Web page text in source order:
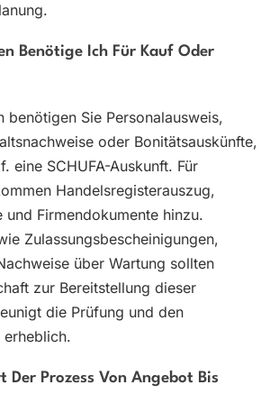
Benötige Ich Für Kauf Oder
benötigen Sie Personalausweis,
oder Bonitätsauskünfte,
eine SCHUFA-Auskunft. Für
Handelsregisterauszug,
und Firmendokumente hinzu.
Zulassungsbescheinigungen,
über Wartung sollten
zur Bereitstellung dieser
die Prüfung und den
Der Prozess Von Angebot Bis